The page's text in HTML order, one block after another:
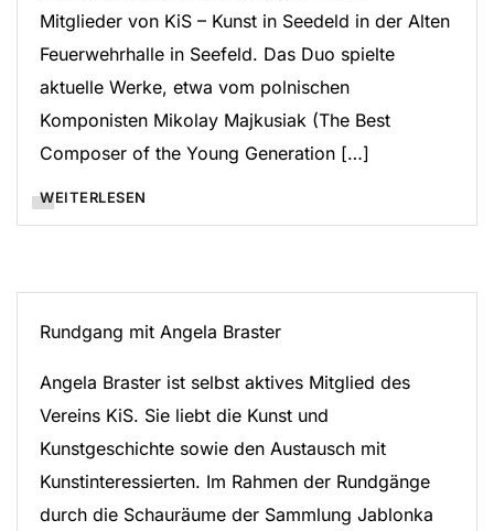
Mitglieder von KiS – Kunst in Seedeld in der Alten
Feuerwehrhalle in Seefeld. Das Duo spielte
aktuelle Werke, etwa vom polnischen
Komponisten Mikolay Majkusiak (The Best
Composer of the Young Generation […]
WEITERLESEN
Rundgang mit Angela Braster
Angela Braster ist selbst aktives Mitglied des
Vereins KiS. Sie liebt die Kunst und
Kunstgeschichte sowie den Austausch mit
Kunstinteressierten. Im Rahmen der Rundgänge
durch die Schauräume der Sammlung Jablonka